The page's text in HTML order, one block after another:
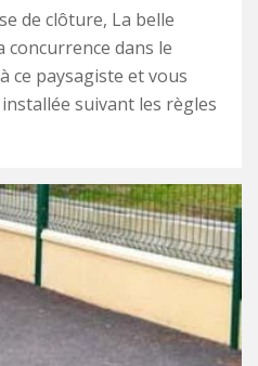
de clôture, La belle
concurrence dans le
ce paysagiste et vous
suivant les règles